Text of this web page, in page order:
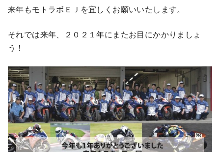
来年もモトラボＥＪを宜しくお願いいたします。
それでは来年、２０２１年にまたお目にかかりましょ
う！